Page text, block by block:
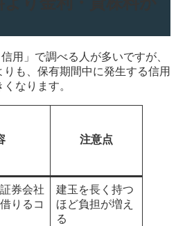
用」で調べる人が多いですが、
も、保有期間中に発生する信用
なります。
注意点
券会社
りるコ
建玉を長く持つ
ほど負担が増え
る